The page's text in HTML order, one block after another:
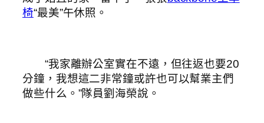
椅“最美”午休照。
“我家離辦公室實在不遠，但往返也要20
分鐘，我想這二非常鐘或許也可以幫業主們
做些什么。”隊員劉海榮說。